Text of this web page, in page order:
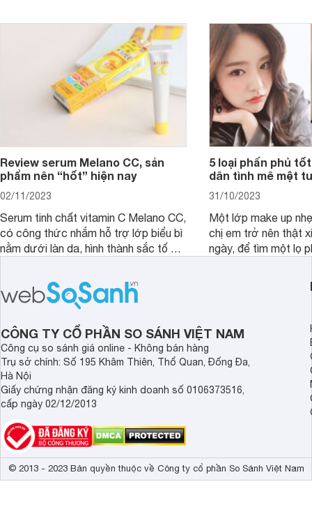
gội, xả, trang bị cả
mà vẫn chưa cải
Review serum Melano CC, sản
phẩm nên “hốt” hiện nay
02/11/2023
Serum tinh chất vitamin C Melano CC,
có công thức nhắm hỗ trợ lớp biểu bì
nằm dưới làn da, hình thành sắc tố da,
5 loại phấn phủ
dân tình mê mệt
31/10/2023
Một lớp make up
chị em trở nên thật
ngày, để tìm một lọ
ngày dài cần đọc
CÔNG TY CỔ PHẦN SO SÁNH VIỆT NAM
Công cụ so sánh giá online - Không bán hàng
Trụ sở chính: Số 195 Khâm Thiên, Thổ Quan, Đống Đa,
Hà Nội
Giấy chứng nhận đăng ký kinh doanh số 0106373516,
cấp ngày 02/12/2013
© 2013 - 2023 Bản quyền thuộc về Công ty cổ phần So Sánh Việt Nam